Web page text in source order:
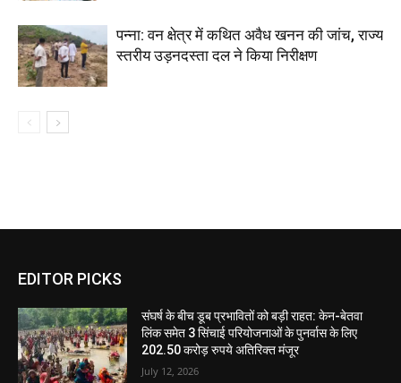
पन्ना: वन क्षेत्र में कथित अवैध खनन की जांच, राज्य
स्तरीय उड़नदस्ता दल ने किया निरीक्षण
EDITOR PICKS
संघर्ष के बीच डूब प्रभावितों को बड़ी राहत: केन-बेतवा
लिंक समेत 3 सिंचाई परियोजनाओं के पुनर्वास के लिए
202.50 करोड़ रुपये अतिरिक्त मंजूर
July 12, 2026